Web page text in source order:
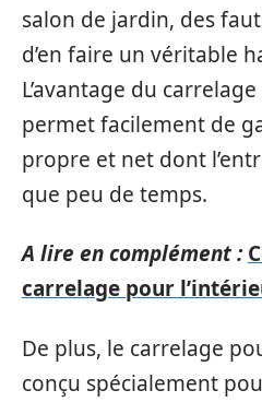
salon de jardin, des
d’en faire un véritable
L’avantage du
permet facilement de
propre et net dont
que peu de temps.
A lire en complément :
carrelage pour
De plus, le carrelage
conçu spécialement